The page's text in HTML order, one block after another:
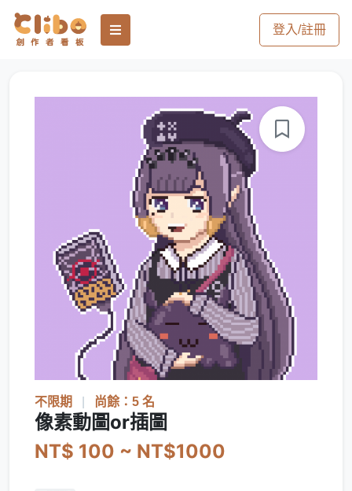
登入/註冊
不限期 尚餘：5 名
像素動圖or插圖
NT$ 100 ~ NT$1000